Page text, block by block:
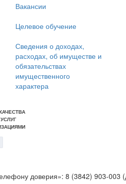
Вакансии
Целевое обучение
Сведения о доходах,
расходах, об имуществе и
обязательствах
имущественного
характера
доверия»: 8 (3842) 903-003